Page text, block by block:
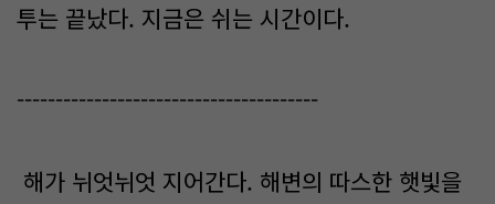
투는 끝났다. 지금은 쉬는 시간이다.
---------------------------------------
해가 뉘엇뉘엇 지어간다. 해변의 따스한 햇빛을